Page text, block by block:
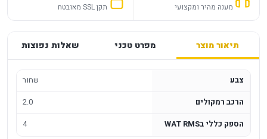
מענה מהיר ומקצועי תקן SSL מאובטח
תיאור מוצר מפרט טכני שאלות נפוצות
צבע
שחור
הרכב רמקולים
2.0
הספק כללי בWAT RMS
4